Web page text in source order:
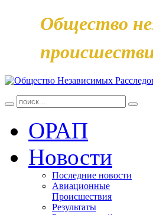
Общество
ОРАП
Новости
Последние новости
Авиационные
Происшествия
Результаты